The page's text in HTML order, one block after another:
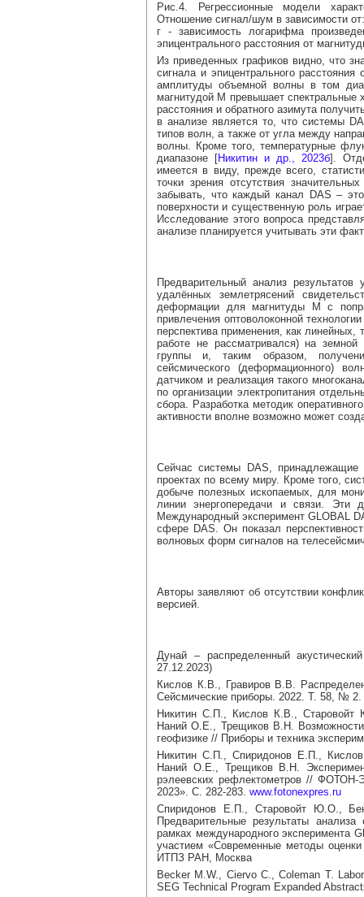
Рис.4. Регрессионные модели
Отношение сигнал/шум в зависимости
г - зависимость логарифма
эпицентрального расстояния от
Из приведенных графиков видно, что
сигнала и эпицентрального
амплитуды объемной волны в том
магнитудой М превышает спектральные
расстояния и обратного азимута
в анализе является то, что системы
типов волн, а также от угла между
волны. Кроме того, температурные
диапазоне [Никитин и др., 2023б].
имеется в виду, прежде всего,
точки зрения отсутствия
забывать, что каждый канал DAS – это
поверхности и существенную роль
Исследование этого вопроса
анализе планируется учитывать эти
Предварительный анализ
удалённых землетрясений
деформации для магнитуды М с
привлечения оптоволоконной
перспектива применения, как линейных,
работе не рассматривался) на земной
группы и, таким образом,
сейсмического (деформационного)
датчиком и реализация такого
по организации электропитания
сбора. Разработка методик
активности вполне возможно может
Сейчас системы DAS, принадлежащие
проектах по всему миру. Кроме того,
добыче полезных ископаемых, для
линии энергопередачи и связи. Эти
Международный эксперимент GLOBAL
сфере DAS. Он показал
волновых форм сигналов на
Авторы заявляют об отсутствии
версией.
Дунай – распределенный
27.12.2023)
Кислов К.В., Гравиров В.В.
Сейсмические приборы. 2022. Т. 58, №
Никитин С.П., Кислов К.В.,
Наний О.Е., Трещиков В.Н. Возможности
геофизике // Приборы и техника
Никитин С.П., Спиридонов Е.П.,
Наний О.Е., Трещиков В.Н.
рэлеевских рефлектометров //
2023». С. 282-283. www.fotonexpres.ru
Спиридонов Е.П., Старовойт Ю.О.,
Предварительные результаты
рамках международного эксперимента
участием «Современные методы оценки
ИТПЗ РАН, Москва
Becker M.W., Ciervo C., Coleman T.
SEG Technical Program Expanded